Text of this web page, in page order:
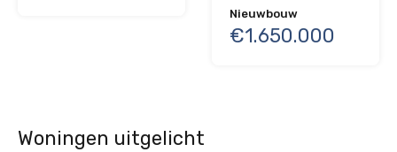
Nieuwbouw
€1.650.000
Woningen uitgelicht